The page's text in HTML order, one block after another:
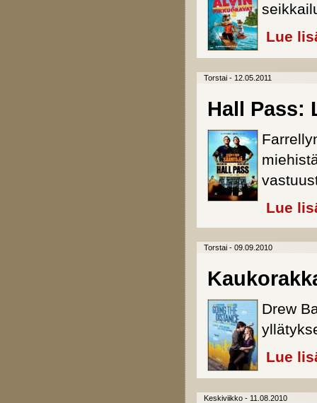
Lue
Torstai - 12.05.2011
Hall Pass:
Lue
Torstai - 09.09.2010
Drew
Lue
Keskiviikko - 11.08.2010